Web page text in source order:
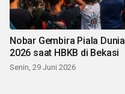
Nobar Gembira Piala Dunia
2026 saat HBKB di Bekasi
Senin, 29 Juni 2026